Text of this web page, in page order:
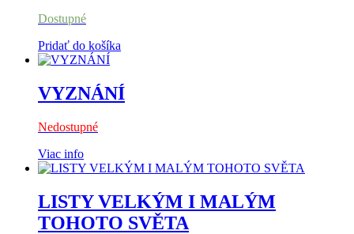
Dostupné
Pridať do košíka
VYZNÁNÍ
Nedostupné
Viac info
LISTY VELKÝM I MALÝM
TOHOTO SVĚTA